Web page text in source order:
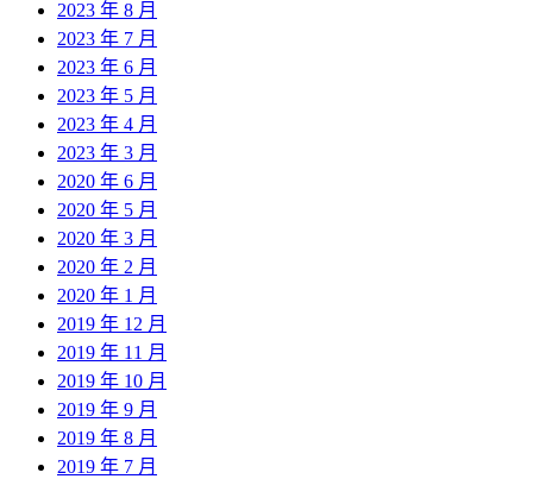
2023 年 8 月
2023 年 7 月
2023 年 6 月
2023 年 5 月
2023 年 4 月
2023 年 3 月
2020 年 6 月
2020 年 5 月
2020 年 3 月
2020 年 2 月
2020 年 1 月
2019 年 12 月
2019 年 11 月
2019 年 10 月
2019 年 9 月
2019 年 8 月
2019 年 7 月